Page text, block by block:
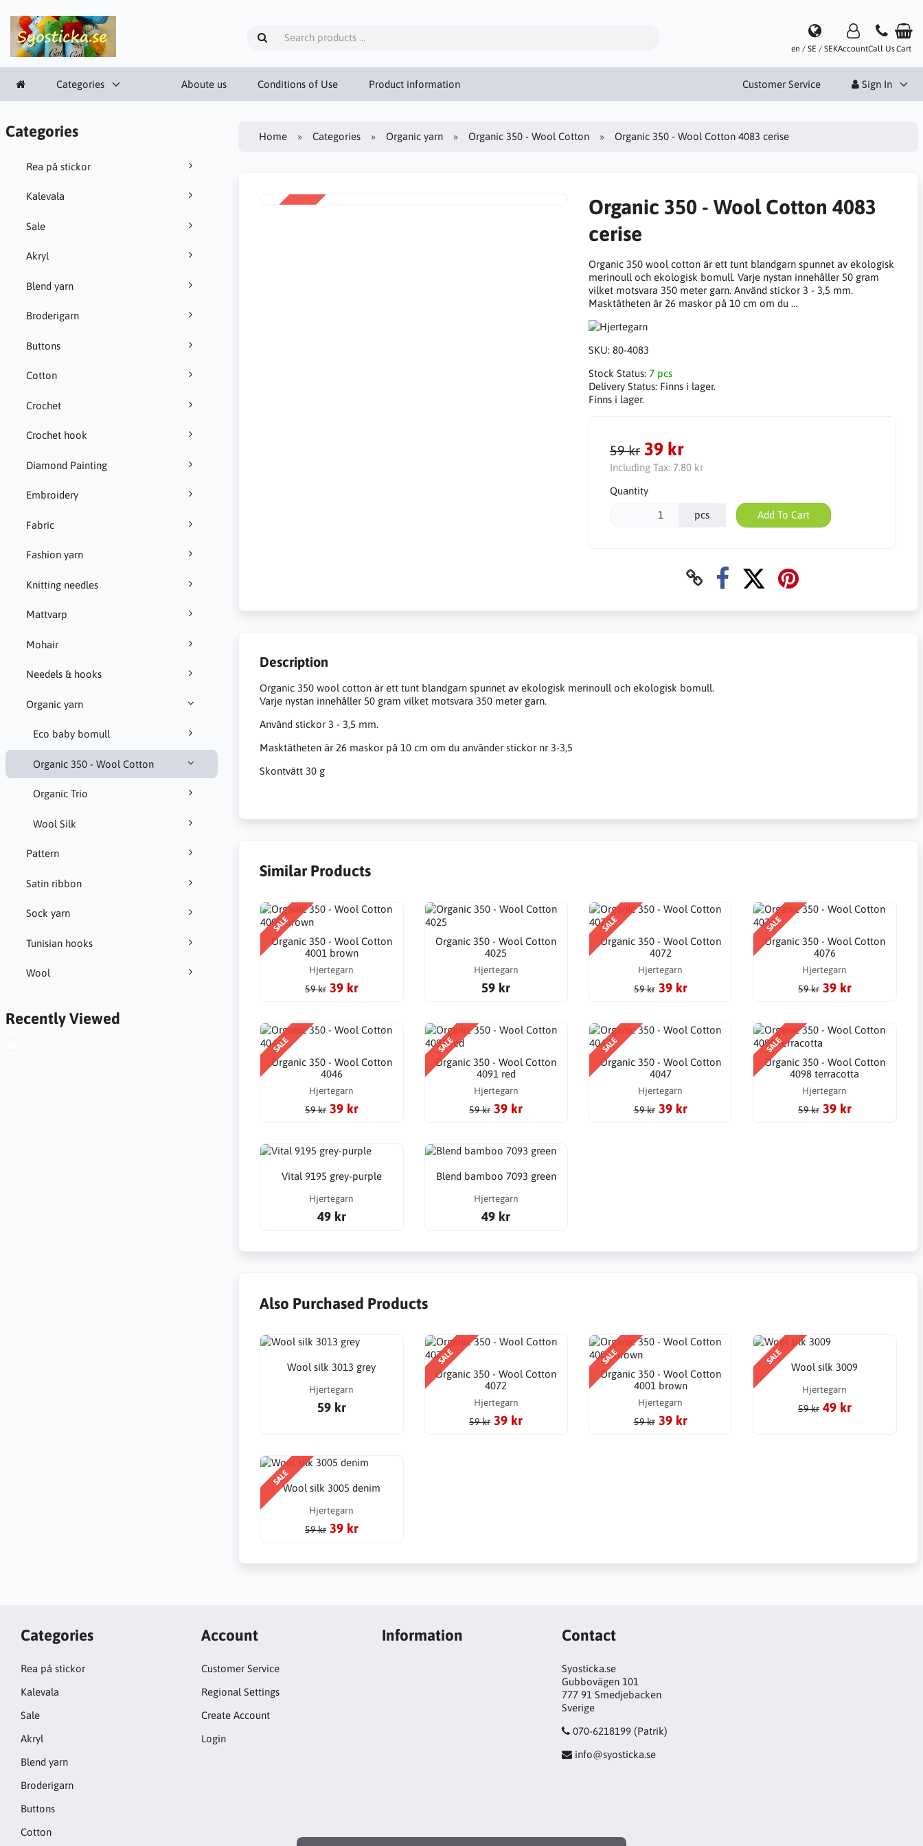
en / SE / SEKAccountCall UsCart
Categories Aboute us Conditions of Use Product information Customer Service Sign In
Categories
Rea på stickor
Kalevala
Sale
Akryl
Blend yarn
Broderigarn
Buttons
Cotton
Crochet
Crochet hook
Diamond Painting
Embroidery
Fabric
Fashion yarn
Knitting needles
Mattvarp
Mohair
Needels & hooks
Organic yarn
Eco baby bomull
Organic 350 - Wool Cotton
Organic Trio
Wool Silk
Pattern
Satin ribbon
Sock yarn
Tunisian hooks
Wool
Recently Viewed
Home Categories Organic yarn Organic 350 - Wool Cotton Organic 350 - Wool Cotton 4083 cerise
Organic 350 - Wool Cotton 4083
cerise
Organic 350 wool cotton är ett tunt blandgarn spunnet av ekologisk
merinoull och ekologisk bomull. Varje nystan innehåller 50 gram
vilket motsvara 350 meter garn. Använd stickor 3 - 3,5 mm.
Masktätheten är 26 maskor på 10 cm om du …
SKU: 80-4083
Stock Status: 7 pcs
Delivery Status: Finns i lager.
Finns i lager.
59 kr 39 kr
Including Tax: 7.80 kr
Quantity
pcs Add To Cart
Description
Organic 350 wool cotton är ett tunt blandgarn spunnet av ekologisk merinoull och ekologisk bomull.
Varje nystan innehåller 50 gram vilket motsvara 350 meter garn.
Använd stickor 3 - 3,5 mm.
Masktätheten är 26 maskor på 10 cm om du använder stickor nr 3-3,5
Skontvätt 30 g
Similar Products
SALE
Organic 350 - Wool Cotton
4001 brown
Hjertegarn
59 kr 39 kr
Organic 350 - Wool Cotton
4025
Hjertegarn
59 kr
SALE
Organic 350 - Wool Cotton
4072
Hjertegarn
59 kr 39 kr
SALE
Organic 350 - Wool Cotton
4076
Hjertegarn
59 kr 39 kr
SALE
Organic 350 - Wool Cotton
4046
Hjertegarn
59 kr 39 kr
SALE
Organic 350 - Wool Cotton
4091 red
Hjertegarn
59 kr 39 kr
SALE
Organic 350 - Wool Cotton
4047
Hjertegarn
59 kr 39 kr
SALE
Organic 350 - Wool Cotton
4098 terracotta
Hjertegarn
59 kr 39 kr
Vital 9195 grey-purple
Hjertegarn
49 kr
Blend bamboo 7093 green
Hjertegarn
49 kr
Also Purchased Products
Wool silk 3013 grey
Hjertegarn
59 kr
SALE
Organic 350 - Wool Cotton
4072
Hjertegarn
59 kr 39 kr
SALE
Organic 350 - Wool Cotton
4001 brown
Hjertegarn
59 kr 39 kr
SALE
Wool silk 3009
Hjertegarn
59 kr 49 kr
SALE
Wool silk 3005 denim
Hjertegarn
59 kr 39 kr
Categories
Rea på stickor
Kalevala
Sale
Akryl
Blend yarn
Broderigarn
Buttons
Cotton
Account
Customer Service
Regional Settings
Create Account
Login
Information Contact
Syosticka.se
Gubbovägen 101
777 91 Smedjebacken
Sverige
070-6218199 (Patrik)
info@syosticka.se